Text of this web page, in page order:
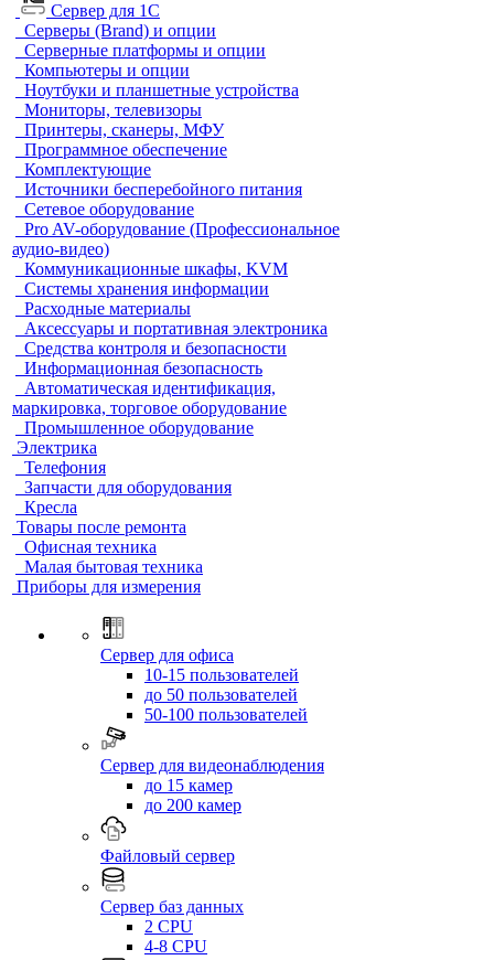
Сервер для 1С
Серверы (Brand) и опции
Серверные платформы и опции
Компьютеры и опции
Ноутбуки и планшетные устройства
Мониторы, телевизоры
Принтеры, сканеры, МФУ
Программное обеспечение
Комплектующие
Источники бесперебойного питания
Сетевое оборудование
Pro AV-оборудование (Профессиональное
аудио-видео)
Коммуникационные шкафы, KVM
Системы хранения информации
Расходные материалы
Аксессуары и портативная электроника
Средства контроля и безопасности
Информационная безопасность
Автоматическая идентификация,
маркировка, торговое оборудование
Промышленное оборудование
Электрика
Телефония
Запчасти для оборудования
Кресла
Товары после ремонта
Офисная техника
Малая бытовая техника
Приборы для измерения
Сервер для офиса
10-15 пользователей
до 50 пользователей
50-100 пользователей
Сервер для видеонаблюдения
до 15 камер
до 200 камер
Файловый сервер
Сервер баз данных
2 CPU
4-8 CPU